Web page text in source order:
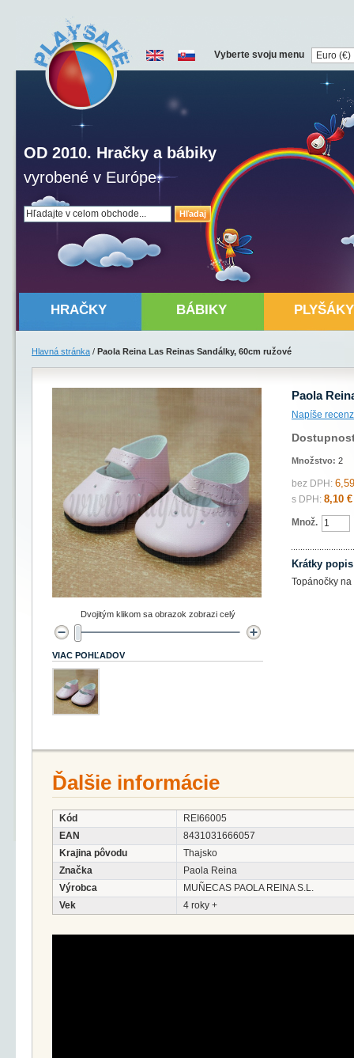
Hľadaj
OD 2010. Hračky a bábiky
vyrobené v Európe.
Vyberte svoju menu
HRAČKY BÁBIKY PLYŠÁKY
Hlavná stránka / Paola Reina Las Reinas Sandálky, 60cm ružové
Paola
Napíše
Množstvo: 2
bez DPH:
s DPH: 8,10 €
Množ.
Krátky popis
Topánočky
Dvojitým klikom sa obrazok zobrazi celý
VIAC POHĽADOV
Ďalšie informácie
Kód
REI66005
EAN
8431031666057
Krajina pôvodu
Thajsko
Značka
Paola Reina
Výrobca
MUÑECAS PAOLA REINA S.L.
Vek
4 roky +